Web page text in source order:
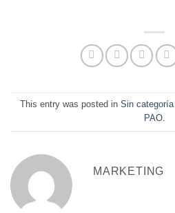
This entry was posted in Sin categoría
PAO.
MARKETING